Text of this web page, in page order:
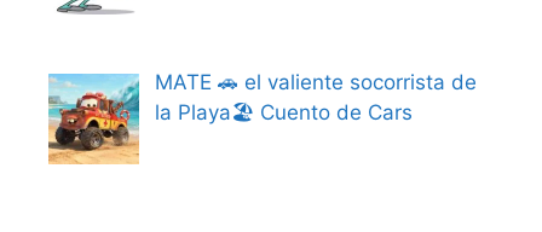
MATE 🚗 el valiente socorrista de
la Playa🏖️ Cuento de Cars